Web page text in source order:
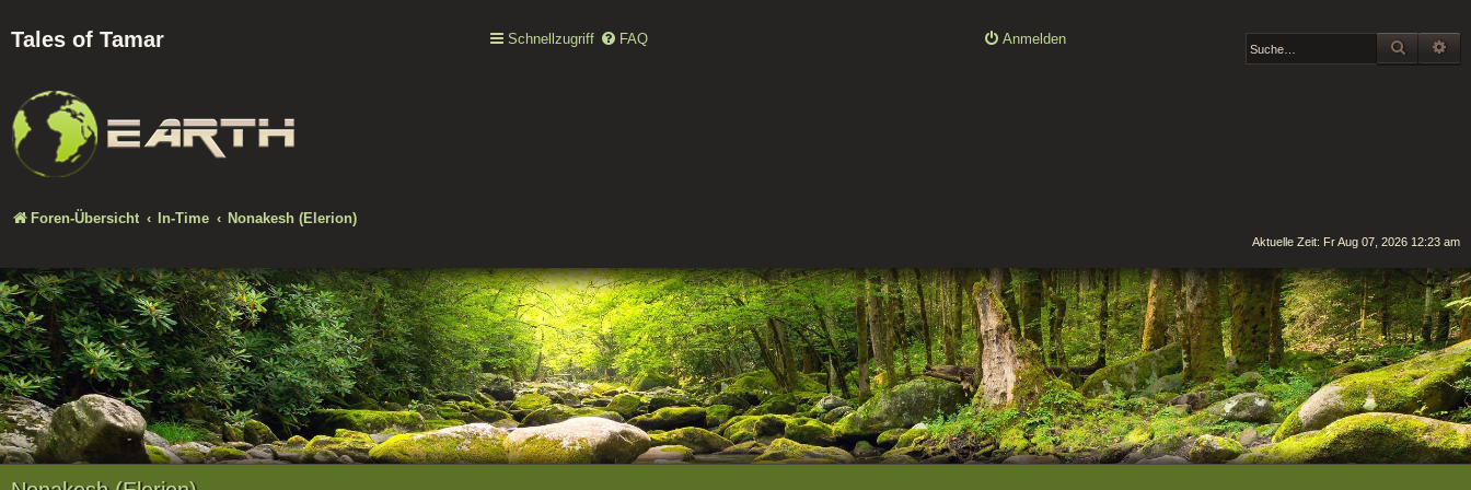
Tales of Tamar Schnellzugriff FAQ Anmelden SUCHE
Foren-Übersicht In-Time Nonakesh (Elerion)
Aktuelle Zeit: Fr Aug 07, 2026 12:23 am